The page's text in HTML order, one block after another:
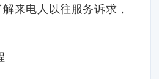
来电人以往服务诉求，